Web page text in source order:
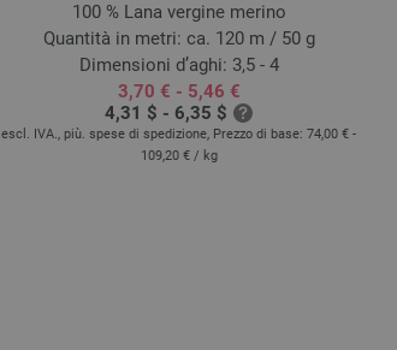
100 % Lana vergine merino
Quantità in metri: ca. 120 m / 50 g
Dimensioni d’aghi: 3,5 - 4
3,70 € - 5,46 €
4,31 $ - 6,35 $
escl. IVA., più. spese di spedizione, Prezzo di base: 74,00 € -
109,20 € / kg